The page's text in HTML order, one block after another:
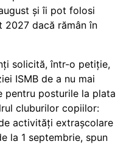
și îi pot folosi
2027 dacă rămân în
solicită, într-o petiție,
ISMB de a nu mai
pentru posturile la plata
cluburilor copiilor:
activități extrașcolare
la 1 septembrie, spun